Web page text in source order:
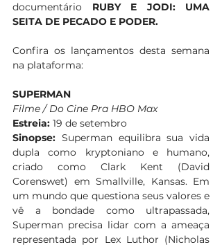
documentário RUBY E JODI: UMA
SEITA DE PECADO E PODER.
Confira os lançamentos desta semana
na plataforma:
SUPERMAN
Filme / Do Cine Pra HBO Max
Estreia: 19 de setembro
Sinopse: Superman equilibra sua vida
dupla como kryptoniano e humano,
criado como Clark Kent (David
Corenswet) em Smallville, Kansas. Em
um mundo que questiona seus valores e
vê a bondade como ultrapassada,
Superman precisa lidar com a ameaça
representada por Lex Luthor (Nicholas